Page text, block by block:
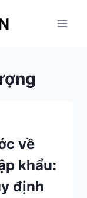
về
khẩu:
định